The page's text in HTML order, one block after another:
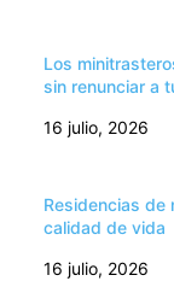
Los
sin renunciar a
16 julio, 2026
Residencias de
calidad de vida
16 julio, 2026